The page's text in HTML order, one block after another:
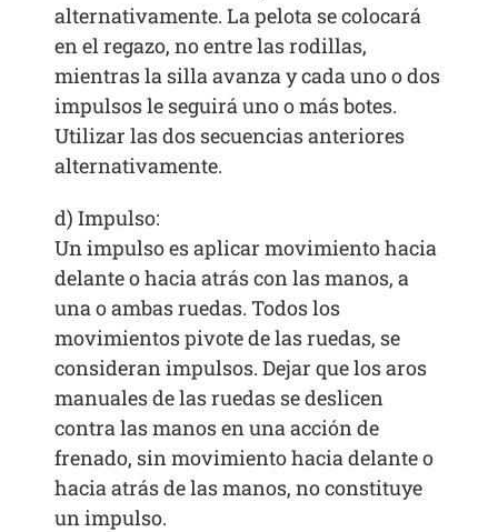
alternativamente. La pelota se colocará
en el regazo, no entre las rodillas,
mientras la silla avanza y cada uno o dos
impulsos le seguirá uno o más botes.
Utilizar las dos secuencias anteriores
alternativamente.
d) Impulso:
Un impulso es aplicar movimiento hacia
delante o hacia atrás con las manos, a
una o ambas ruedas. Todos los
movimientos pivote de las ruedas, se
consideran impulsos. Dejar que los aros
manuales de las ruedas se deslicen
contra las manos en una acción de
frenado, sin movimiento hacia delante o
hacia atrás de las manos, no constituye
un impulso.